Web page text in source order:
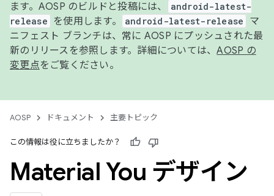
ます。AOSP のビルドと投稿には、
android-latest-
release
を使用します。 android-latest-release
マ
ニフェスト ブランチは、常に AOSP にプッシュされた最
新のリリースを参照します。詳細については、AOSP の
変更点をご覧ください。
AOSP ドキュメント 主要トピック
この情報は役に立ちましたか？
Material You デザイン